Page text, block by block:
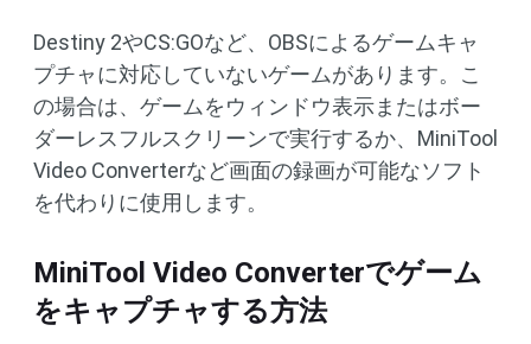
Destiny 2やCS:GOなど、OBSによるゲームキャ
プチャに対応していないゲームがあります。こ
の場合は、ゲームをウィンドウ表示またはボー
ダーレスフルスクリーンで実行するか、MiniTool
Video Converterなど画面の録画が可能なソフト
を代わりに使用します。
MiniTool Video Converterでゲーム
をキャプチャする方法